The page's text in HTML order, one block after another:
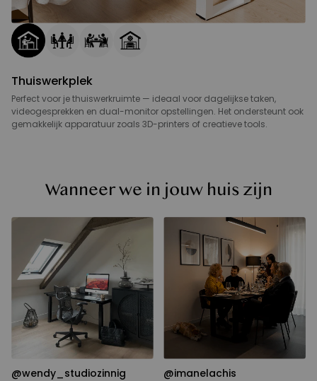
Thuiswerkplek
Perfect voor je thuiswerkruimte — ideaal voor dagelijkse taken,
videogesprekken en dual-monitor opstellingen. Het ondersteunt ook
gemakkelijk apparatuur zoals 3D-printers of creatieve tools.
Wanneer we in jouw huis zijn
@wendy_studiozinnig @imanelachis